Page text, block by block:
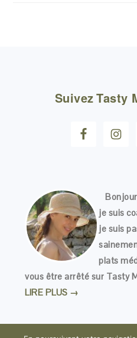
SuivezTasty
je suis
je suis
plats
vous être arrêté sur Tasty
LIRE PLUS →